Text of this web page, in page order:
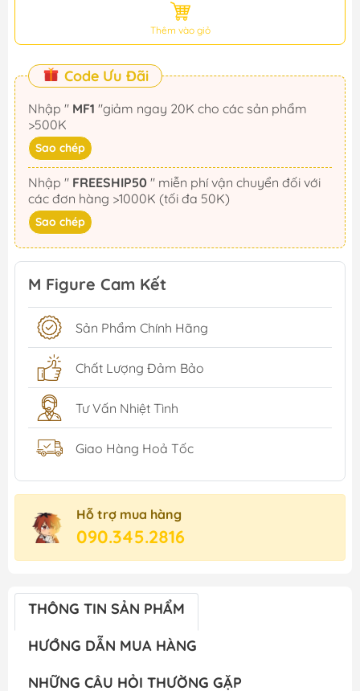
Thêm vào giỏ
Code Ưu Đãi
Nhập " MF1
>500K
Sao chép
Nhập " FREESHIP50
các đơn hàng >1000K (tối đa 50K)
Sao chép
M Figure Cam Kết
Sản Phẩm Chính Hãng
Chất Lượng Đảm Bảo
Tư Vấn Nhiệt Tình
Giao Hàng Hoả Tốc
Hỗ trợ mua hàng
090.345.2816
THÔNG TIN SẢN PHẨM
HƯỚNG DẪN MUA HÀNG
NHỮNG CÂU HỎI THƯỜNG GẶP